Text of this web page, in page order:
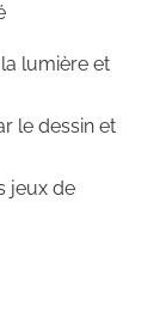
lumière et
le dessin et
jeux de